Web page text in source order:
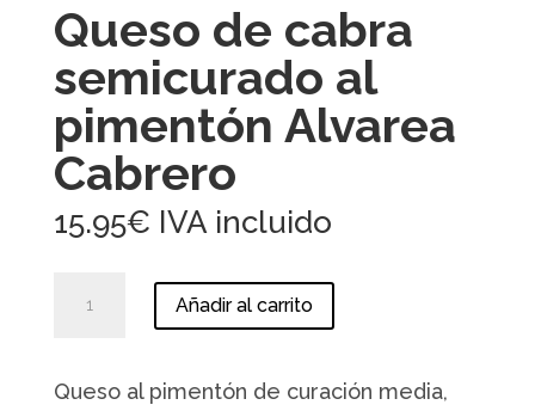
Queso de cabra
semicurado al
pimentón Alvarea
Cabrero
15.95€ IVA incluido
al
Añadir al carrito
Queso al pimentón de curación media,